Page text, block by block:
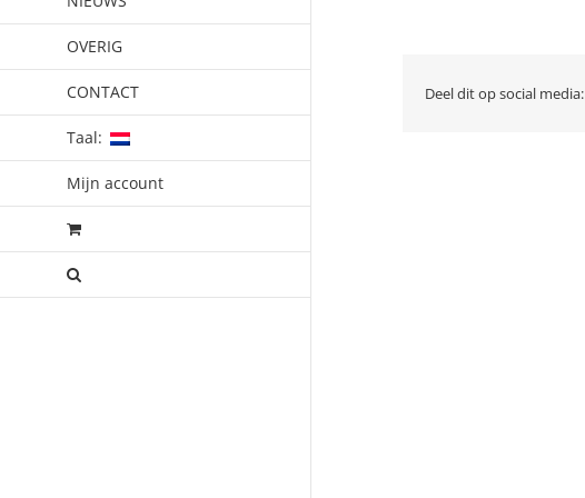
OVERIG
CONTACT
Taal:
Mijn account
Deel dit op social media: